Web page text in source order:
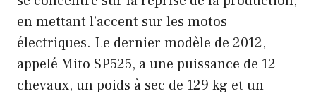
en mettant l’accent sur les motos
électriques. Le dernier modèle de 2012,
appelé Mito SP525, a une puissance de 12
chevaux, un poids à sec de 129 kg et un